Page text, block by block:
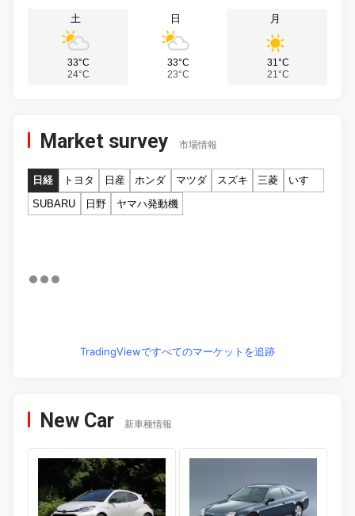
土
33°C
24°C
日
33°C
23°C
月
31°C
21°C
Market survey 市場情報
日経 トヨタ 日産 ホンダ マツダ スズキ 三菱
いすゞ
SUBARU
日野 ヤマハ発動機
TradingViewですべてのマーケットを追跡
New Car 新車種情報